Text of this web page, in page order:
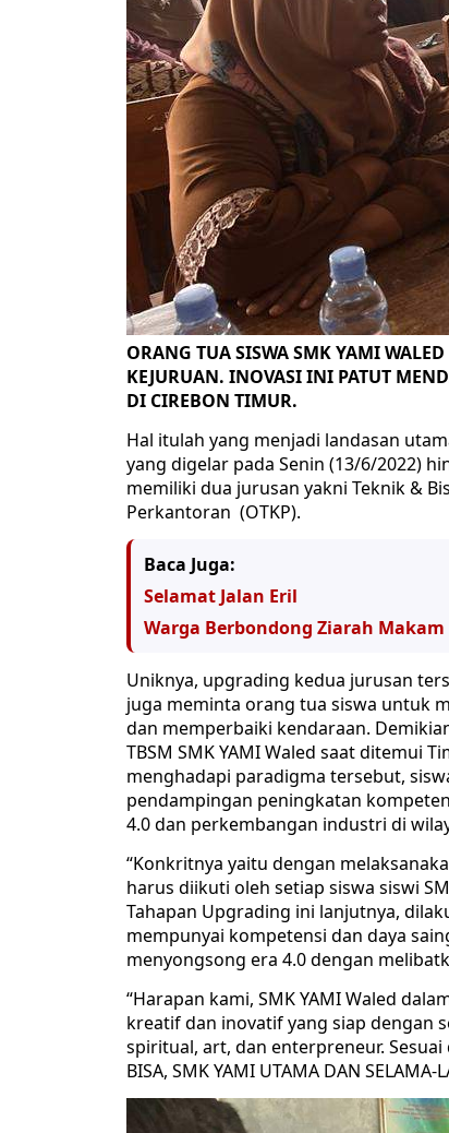
ORANG TUA SISWA SMK YAMI
KEJURUAN. INOVASI INI PATUT
DI CIREBON TIMUR.
Hal itulah yang menjadi landasan
yang digelar pada Senin (13/6/2022)
memiliki dua jurusan yakni Teknik &
Perkantoran (OTKP).
Baca Juga:
Selamat Jalan Eril
Warga Berbondong Ziarah
Uniknya, upgrading kedua jurusan
juga meminta orang tua siswa untuk
dan memperbaiki kendaraan.
TBSM SMK YAMI Waled saat ditemui
menghadapi paradigma tersebut,
pendampingan peningkatan
4.0 dan perkembangan industri di
“Konkritnya yaitu dengan
harus diikuti oleh setiap siswa siswi
Tahapan Upgrading ini lanjutnya,
mempunyai kompetensi dan daya
menyongsong era 4.0 dengan
“Harapan kami, SMK YAMI Waled
kreatif dan inovatif yang siap dengan
spiritual, art, dan enterpreneur. Sesuai
BISA, SMK YAMI UTAMA DAN